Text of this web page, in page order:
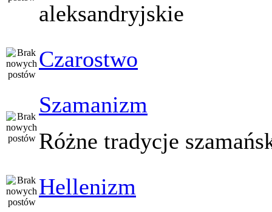
aleksandryjskie
Czarostwo
Szamanizm
Różne tradycje
Hellenizm